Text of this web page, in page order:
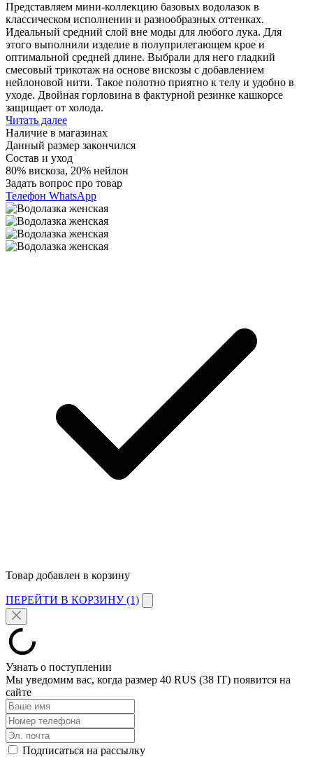
Представляем мини-коллекцию базовых водолазок в
классическом исполнении и разнообразных оттенках.
Идеальный средний слой вне моды для любого лука. Для
этого выполнили изделие в полуприлегающем крое и
оптимальной средней длине. Выбрали для него гладкий
смесовый трикотаж на основе вискозы с добавлением
нейлоновой нити. Такое полотно приятно к телу и удобно в
уходе. Двойная горловина в фактурной резинке кашкорсе
защищает от холода.
Читать далее
Наличие в магазинах
Данный размер закончился
Состав и уход
80% вискоза, 20% нейлон
Задать вопрос про товар
Телефон WhatsApp
Товар добавлен в корзину
ПЕРЕЙТИ В КОРЗИНУ (1)
Узнать о поступлении
Мы уведомим вас, когда размер 40 RUS (38 IT) появится на
сайте
Подписаться на рассылку